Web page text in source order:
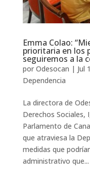
Emma Colao:
prioritaria en los
seguiremos a la
por Odesocan | Jul
Dependencia
La directora de
Derechos Sociales,
Parlamento de
que atraviesa la
medidas que
administrativo que...